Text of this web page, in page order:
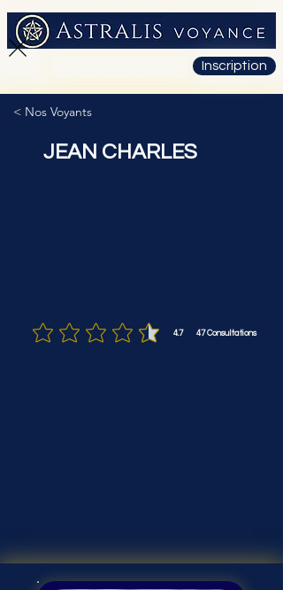
Inscription
< Nos Voyants
JEAN CHARLES
4.7 47 Consultations
la note moyenne est 4.7 sur 5,